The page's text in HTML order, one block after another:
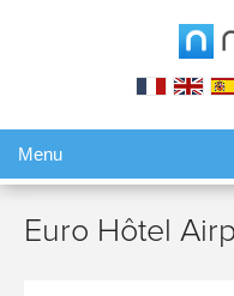
Menu
Euro Hôtel